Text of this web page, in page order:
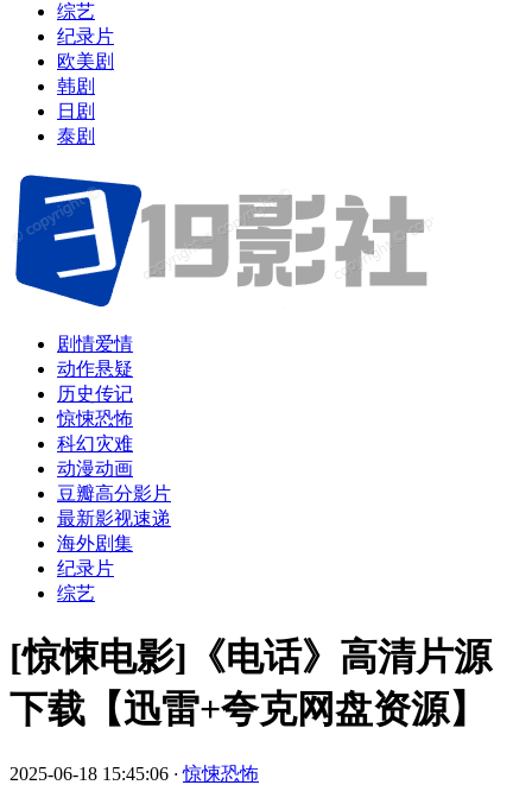
综艺
纪录片
欧美剧
韩剧
日剧
泰剧
剧情爱情
动作悬疑
历史传记
惊悚恐怖
科幻灾难
动漫动画
豆瓣高分影片
最新影视速递
海外剧集
纪录片
综艺
[惊悚电影]《电话》高清片源
下载【迅雷+夸克网盘资源】
2025-06-18 15:45:06 · 惊悚恐怖